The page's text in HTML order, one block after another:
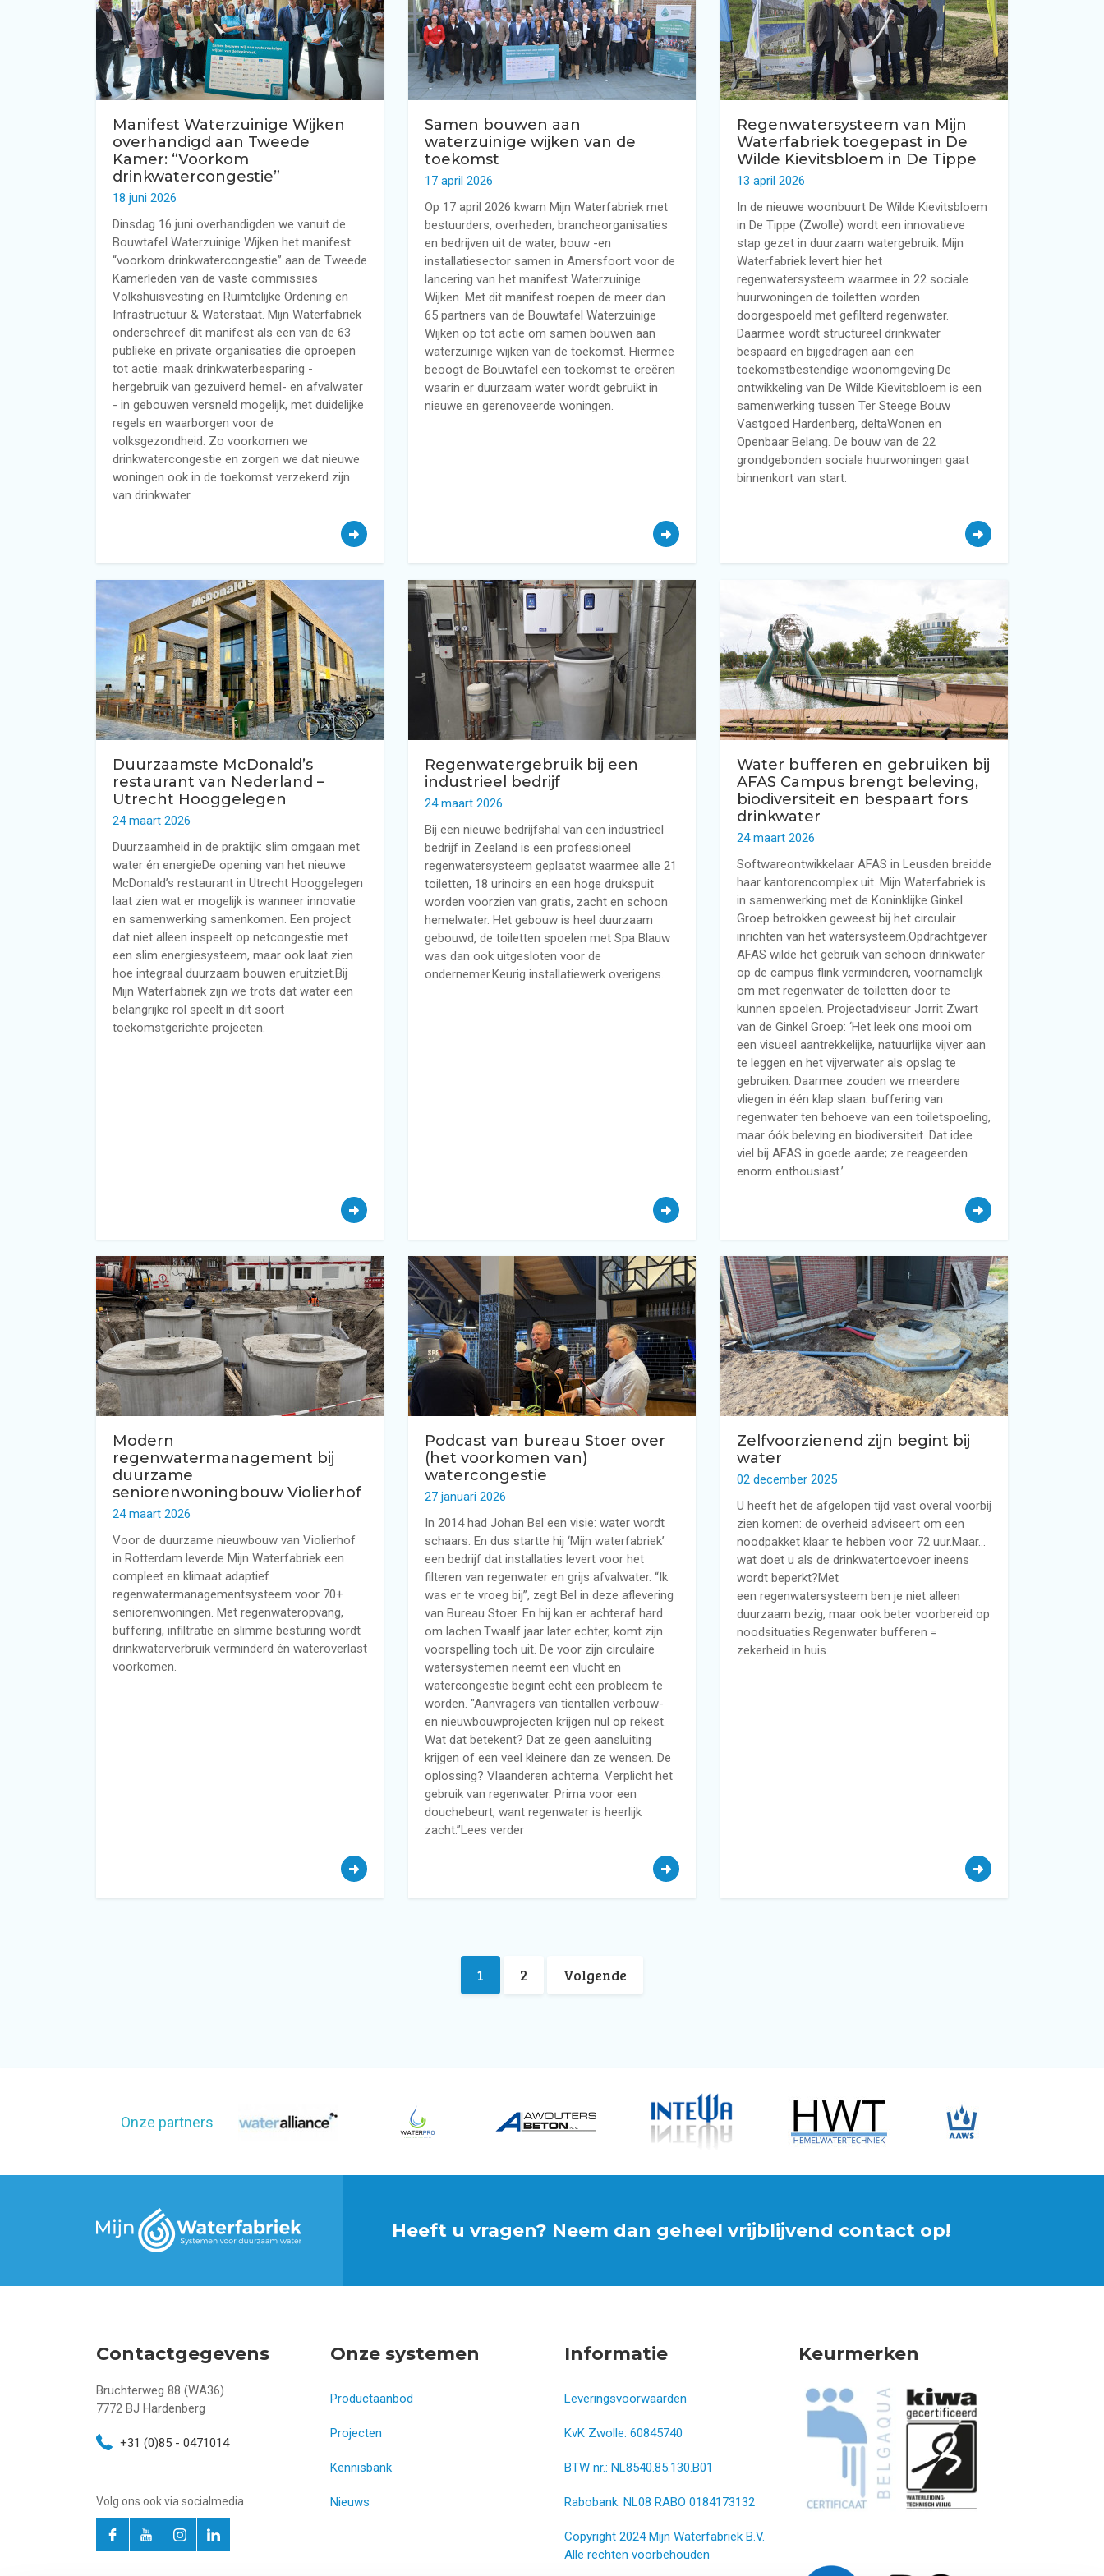
Terugverdientijd regenwatersysteem in woning Regenwatersysteem voor bedrijven en projecten
Subsidie voor grijswatersysteem in woning
Regenwatertanks Regenwaterfilters
Regenwaterpompsystemen Regenwaterfiltersystemen
Besturingssystemen voor regenwater Waterdistributie in de woning
Duurzaam wateradvies
Manifest Waterzuinige Wijken
overhandigd aan Tweede
Kamer: “Voorkom
drinkwatercongestie”
18 juni 2026
Dinsdag 16 juni overhandigden we vanuit de
Bouwtafel Waterzuinige Wijken het manifest:
“voorkom drinkwatercongestie” aan de Tweede
Kamerleden van de vaste commissies
Volkshuisvesting en Ruimtelijke Ordening en
Infrastructuur & Waterstaat. Mijn Waterfabriek
onderschreef dit manifest als een van de 63
publieke en private organisaties die oproepen
tot actie: maak drinkwaterbesparing -
hergebruik van gezuiverd hemel- en afvalwater
- in gebouwen versneld mogelijk, met duidelijke
regels en waarborgen voor de
volksgezondheid. Zo voorkomen we
drinkwatercongestie en zorgen we dat nieuwe
woningen ook in de toekomst verzekerd zijn
van drinkwater.
Samen bouwen aan
waterzuinige wijken van de
toekomst
17 april 2026
Op 17 april 2026 kwam Mijn Waterfabriek met
bestuurders, overheden, brancheorganisaties
en bedrijven uit de water, bouw -en
installatiesector samen in Amersfoort voor de
lancering van het manifest Waterzuinige
Wijken. Met dit manifest roepen de meer dan
65 partners van de Bouwtafel Waterzuinige
Wijken op tot actie om samen bouwen aan
waterzuinige wijken van de toekomst. Hiermee
beoogt de Bouwtafel een toekomst te creëren
waarin er duurzaam water wordt gebruikt in
nieuwe en gerenoveerde woningen.
Regenwatersysteem van Mijn
Waterfabriek toegepast in De
Wilde Kievitsbloem in De Tippe
13 april 2026
In de nieuwe woonbuurt De Wilde Kievitsbloem
in De Tippe (Zwolle) wordt een innovatieve
stap gezet in duurzaam watergebruik. Mijn
Waterfabriek levert hier het
regenwatersysteem waarmee in 22 sociale
huurwoningen de toiletten worden
doorgespoeld met gefilterd regenwater.
Daarmee wordt structureel drinkwater
bespaard en bijgedragen aan een
toekomstbestendige woonomgeving.De
ontwikkeling van De Wilde Kievitsbloem is een
samenwerking tussen Ter Steege Bouw
Vastgoed Hardenberg, deltaWonen en
Openbaar Belang. De bouw van de 22
grondgebonden sociale huurwoningen gaat
binnenkort van start.
Duurzaamste McDonald’s
restaurant van Nederland –
Utrecht Hooggelegen
24 maart 2026
Duurzaamheid in de praktijk: slim omgaan met
water én energieDe opening van het nieuwe
McDonald’s restaurant in Utrecht Hooggelegen
laat zien wat er mogelijk is wanneer innovatie
en samenwerking samenkomen. Een project
dat niet alleen inspeelt op netcongestie met
een slim energiesysteem, maar ook laat zien
hoe integraal duurzaam bouwen eruitziet.Bij
Mijn Waterfabriek zijn we trots dat water een
belangrijke rol speelt in dit soort
toekomstgerichte projecten.
Regenwatergebruik bij een
industrieel bedrijf
24 maart 2026
Bij een nieuwe bedrijfshal van een industrieel
bedrijf in Zeeland is een professioneel
regenwatersysteem geplaatst waarmee alle 21
toiletten, 18 urinoirs en een hoge drukspuit
worden voorzien van gratis, zacht en schoon
hemelwater. Het gebouw is heel duurzaam
gebouwd, de toiletten spoelen met Spa Blauw
was dan ook uitgesloten voor de
ondernemer.Keurig installatiewerk overigens.
Water bufferen en gebruiken bij
AFAS Campus brengt beleving,
biodiversiteit en bespaart fors
drinkwater
24 maart 2026
Softwareontwikkelaar AFAS in Leusden breidde
haar kantorencomplex uit. Mijn Waterfabriek is
in samenwerking met de Koninklijke Ginkel
Groep betrokken geweest bij het circulair
inrichten van het watersysteem.Opdrachtgever
AFAS wilde het gebruik van schoon drinkwater
op de campus flink verminderen, voornamelijk
om met regenwater de toiletten door te
kunnen spoelen. Projectadviseur Jorrit Zwart
van de Ginkel Groep: ‘Het leek ons mooi om
een visueel aantrekkelijke, natuurlijke vijver aan
te leggen en het vijverwater als opslag te
gebruiken. Daarmee zouden we meerdere
vliegen in één klap slaan: buffering van
regenwater ten behoeve van een toiletspoeling,
maar óók beleving en biodiversiteit. Dat idee
viel bij AFAS in goede aarde; ze reageerden
enorm enthousiast.’
Modern
regenwatermanagement bij
duurzame
seniorenwoningbouw Violierhof
24 maart 2026
Voor de duurzame nieuwbouw van Violierhof
in Rotterdam leverde Mijn Waterfabriek een
compleet en klimaat adaptief
regenwatermanagementsysteem voor 70+
seniorenwoningen. Met regenwateropvang,
buffering, infiltratie en slimme besturing wordt
drinkwaterverbruik verminderd én wateroverlast
voorkomen.
Podcast van bureau Stoer over
(het voorkomen van)
watercongestie
27 januari 2026
In 2014 had Johan Bel een visie: water wordt
schaars. En dus startte hij ‘Mijn waterfabriek’
een bedrijf dat installaties levert voor het
filteren van regenwater en grijs afvalwater. “Ik
was er te vroeg bij”, zegt Bel in deze aflevering
van Bureau Stoer. En hij kan er achteraf hard
om lachen.Twaalf jaar later echter, komt zijn
voorspelling toch uit. De voor zijn circulaire
watersystemen neemt een vlucht en
watercongestie begint echt een probleem te
worden. "Aanvragers van tientallen verbouw-
en nieuwbouwprojecten krijgen nul op rekest.
Wat dat betekent? Dat ze geen aansluiting
krijgen of een veel kleinere dan ze wensen. De
oplossing? Vlaanderen achterna. Verplicht het
gebruik van regenwater. Prima voor een
douchebeurt, want regenwater is heerlijk
zacht.”Lees verder
Zelfvoorzienend zijn begint bij
water
02 december 2025
U heeft het de afgelopen tijd vast overal voorbij
zien komen: de overheid adviseert om een
noodpakket klaar te hebben voor 72 uur.Maar…
wat doet u als de drinkwatertoevoer ineens
wordt beperkt?Met
een regenwatersysteem ben je niet alleen
duurzaam bezig, maar ook beter voorbereid op
noodsituaties.Regenwater bufferen =
zekerheid in huis.
1 2 Volgende
Onze partners
Heeft u vragen? Neem dan geheel vrijblijvend contact op!
Contactgegevens
Bruchterweg 88 (WA36)
7772 BJ Hardenberg
+31 (0)85 - 0471014
Volg ons ook via socialmedia
Onze systemen
Productaanbod
Projecten
Kennisbank
Nieuws
Informatie
Leveringsvoorwaarden
KvK Zwolle: 60845740
BTW nr.: NL8540.85.130.B01
Rabobank: NL08 RABO 0184173132
Copyright 2024 Mijn Waterfabriek B.V.
Alle rechten voorbehouden
Keurmerken